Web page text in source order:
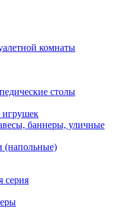
комнаты
столы
игрушек
баннеры, уличные
(напольные)
серия